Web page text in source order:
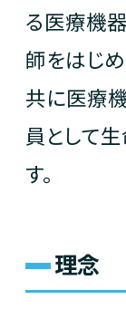
る医療機
師をはじ
共に医療
員として
す。
理念
医療関係
グループ
新卒採用